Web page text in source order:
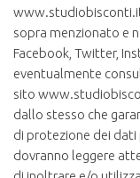
sopra menzionato e
Facebook, Twitter,
eventualmente
sito
dallo stesso che
di protezione dei dati
dovranno leggere